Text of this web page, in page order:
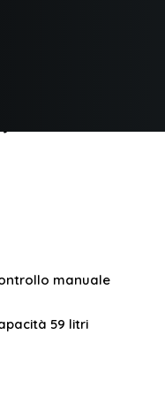
manuale
59 litri